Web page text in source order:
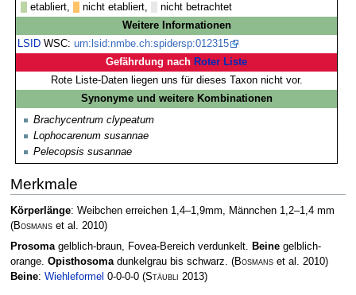
etabliert, nicht etabliert,
nicht betrachtet
Weitere Informationen
LSID WSC:urn:lsid:nmbe.ch:spidersp:012315
Gefährdung nach Roter Liste
Rote Liste-Daten liegen uns für dieses Taxon nicht vor.
Synonyme und weitere Kombinationen
Brachycentrum clypeatum
Lophocarenum susannae
Pelecopsis susannae
Merkmale
Körperlänge: Weibchen erreichen 1,4–1,9mm, Männchen 1,2–1,4 mm
(Bosmanset al. 2010)
Prosomagelblich-braun, Fovea-Bereich verdunkelt. Beinegelblich-
orange. Opisthosomadunkelgrau bis schwarz. (Bosmanset al. 2010)
Beine: Wiehleformel 0-0-0-0 (Stäubli 2013)